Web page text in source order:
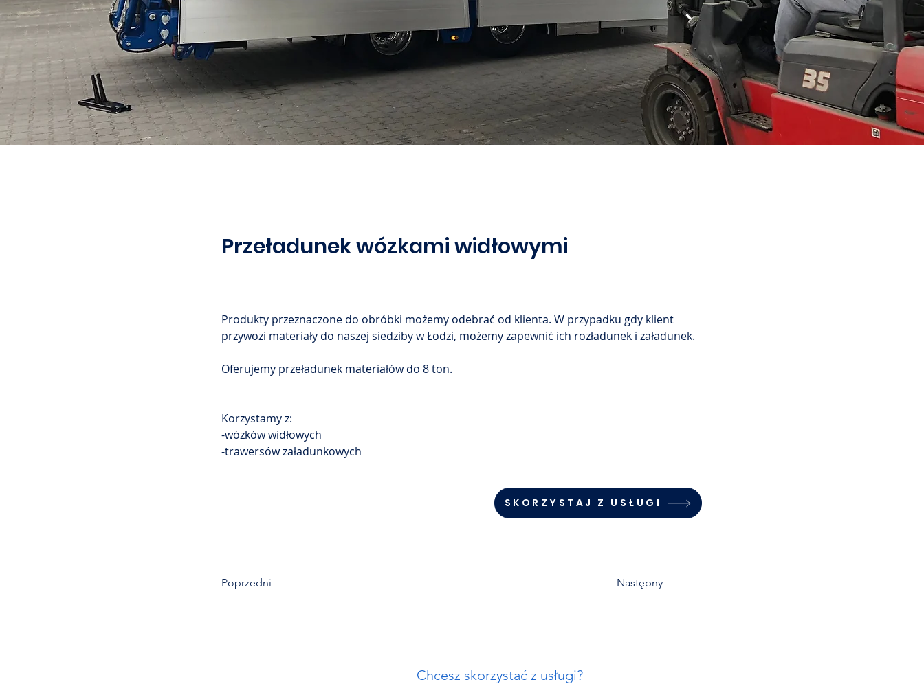
Przeładunek wózkami widłowymi
Produkty przeznaczone do obróbki możemy odebrać od klienta. W przypadku gdy klient
przywozi materiały do naszej siedziby w Łodzi, możemy zapewnić ich rozładunek i załadunek.
Oferujemy przeładunek materiałów do 8 ton.
Korzystamy z:
-wózków widłowych
-trawersów załadunkowych
SKORZYSTAJ Z USŁUGI
Poprzedni Następny
Chcesz skorzystać z usługi?